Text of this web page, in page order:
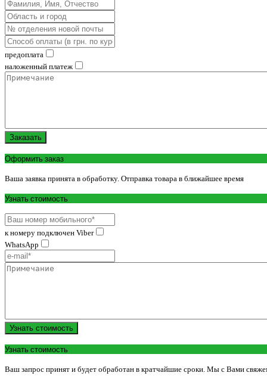
предоплата
наложенный платеж
Заказать
Оформить заказ
Ваша заявка принята в обработку. Отправка товара в ближайшее время
Узнать стоимость
к номеру подключен Viber
WhatsApp
Узнать стоимость
Узнать стоимость
Ваш запрос принят и будет обработан в кратчайшие сроки. Мы с Вами